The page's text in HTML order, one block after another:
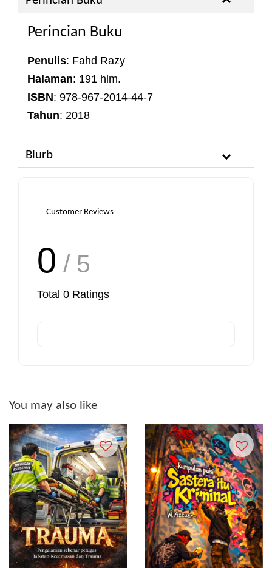
Perincian Buku
Penulis: Fahd Razy
Halaman: 191 hlm.
ISBN: 978-967-2014-44-7
Tahun: 2018
Blurb
Customer Reviews
0 / 5
Total 0 Ratings
You may also like